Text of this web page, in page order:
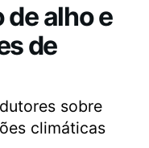
alho e
de
sobre
climáticas